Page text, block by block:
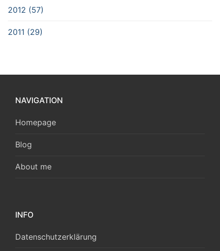
2012 (57)
2011 (29)
NAVIGATION
Homepage
Blog
About me
INFO
Datenschutzerklärung